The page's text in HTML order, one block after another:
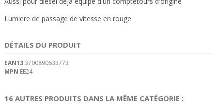
Lumiere de passage de vitesse en rouge
DÉTAILS DU PRODUIT
EAN133700890633773
MPN EE24
16 AUTRES PRODUITS DANS LA MÊME CATÉGORIE :